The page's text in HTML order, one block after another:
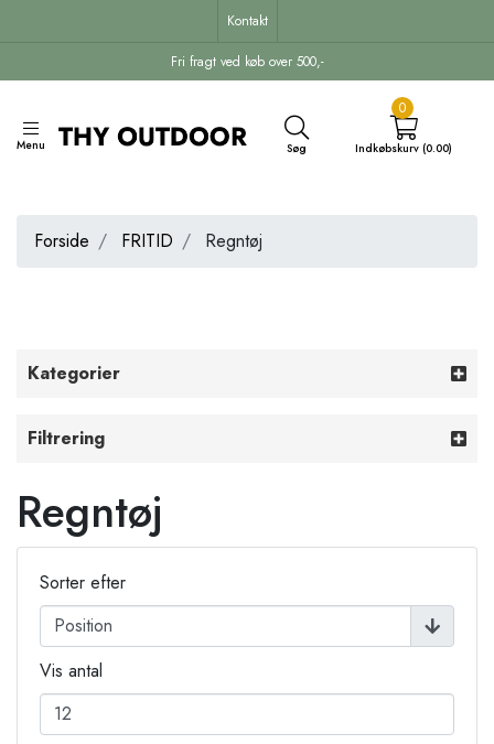
Fri fragt ved køb over 500,-
Kontakt
Menu Søg
0
Indkøbskurv (0.00)
Forside FRITID Regntøj
Kategorier
Filtrering
Regntøj
Sorter efter
Vis antal